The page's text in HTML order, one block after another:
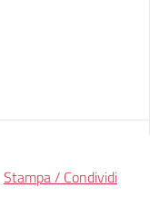
Stampa / Condividi